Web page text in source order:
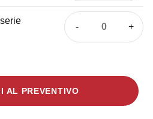
Baguette
quantità
Frutta
Broggi
serie
Baguette
quantità
AL PREVENTIVO